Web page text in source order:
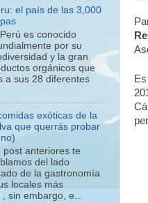
el país de las 3,000
es conocido
por su
y la gran
orgánicos que
a sus 28 diferentes
exóticas de la
que querrás probar
post anteriores te
del lado
de la gastronomía
locales más
sin embargo, e...